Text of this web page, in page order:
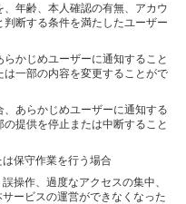
年齢、本人確認の有無、アカウ
断する条件を満たしたユーザー
かじめユーザーに通知すること
一部の内容を変更することがで
あらかじめユーザーに通知する
提供を停止または中断すること
保守作業を行う場合
操作、過度なアクセスの集中、
ービスの運営ができなくなった